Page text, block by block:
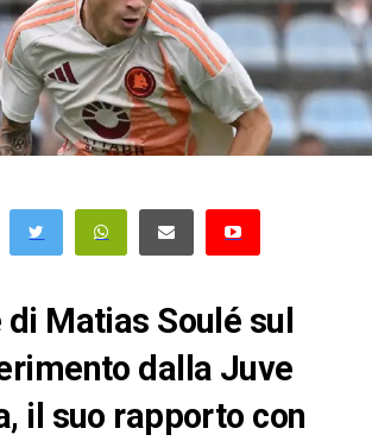
di Matias Soulé sul
dalla Juve
il suo rapporto con